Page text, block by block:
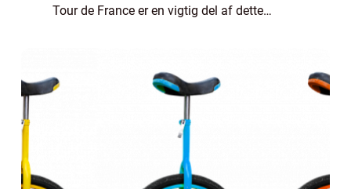
Tour de France er en vigtig del af dette